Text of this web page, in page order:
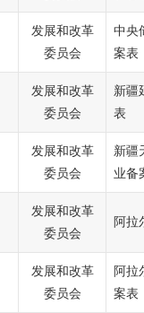
发展和改革
委员会
中央
案表
发展和改革
委员会
新疆
表
发展和改革
委员会
新疆
业备
发展和改革
委员会
阿拉
发展和改革
委员会
阿拉
案表